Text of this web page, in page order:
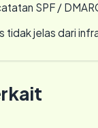
SPF /
tidak jelas dari